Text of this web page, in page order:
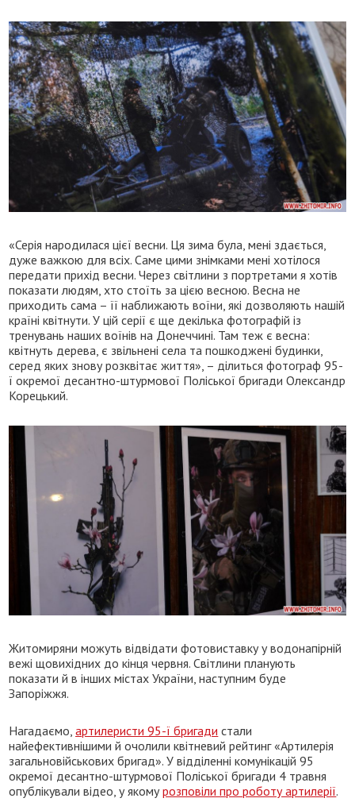
«Серія народилася цієї весни. Ця зима була, мені здається,
дуже важкою для всіх. Саме цими знімками мені хотілося
передати прихід весни. Через світлини з портретами я хотів
показати людям, хто стоїть за цією весною. Весна не
приходить сама – її наближають воїни, які дозволяють нашій
країні квітнути. У цій серії є ще декілька фотографій із
тренувань наших воїнів на Донеччині. Там теж є весна:
квітнуть дерева, є звільнені села та пошкоджені будинки,
серед яких знову розквітає життя», – ділиться фотограф 95-
ї окремої десантно-штурмової Поліської бригади Олександр
Корецький.
Житомиряни можуть відвідати фотовиставку у водонапірній
вежі щовихідних до кінця червня. Світлини планують
показати й в інших містах України, наступним буде
Запоріжжя.
Нагадаємо,артилеристи 95-ї бригади стали
найефективнішими й очолили квітневий рейтинг «Артилерія
загальновійськових бригад». У відділенні комунікацій 95
окремої десантно-штурмової Поліської бригади 4 травня
опублікували відео, у якомурозповіли про роботу артилерії.